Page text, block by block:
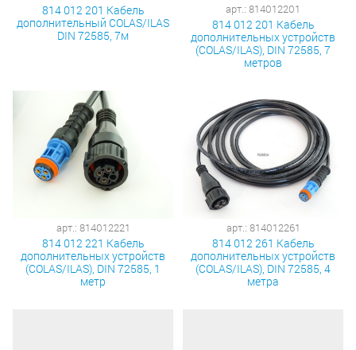
814 012 201 Кабель
дополнительный COLAS/ILAS
DIN 72585, 7м
арт.: 814012201
814 012 201 Кабель
дополнительных устройств
(COLAS/ILAS), DIN 72585, 7
метров
арт.: 814012221
814 012 221 Кабель
дополнительных устройств
(COLAS/ILAS), DIN 72585, 1
метр
арт.: 814012261
814 012 261 Кабель
дополнительных устройств
(COLAS/ILAS), DIN 72585, 4
метра